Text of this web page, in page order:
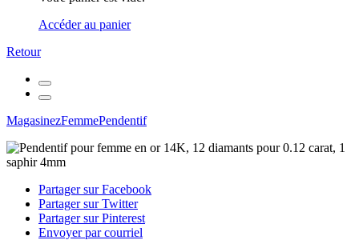
Accéder au panier
Retour
MagasinezFemmePendentif
Partager sur Facebook
Partager sur Twitter
Partager sur Pinterest
Envoyer par courriel